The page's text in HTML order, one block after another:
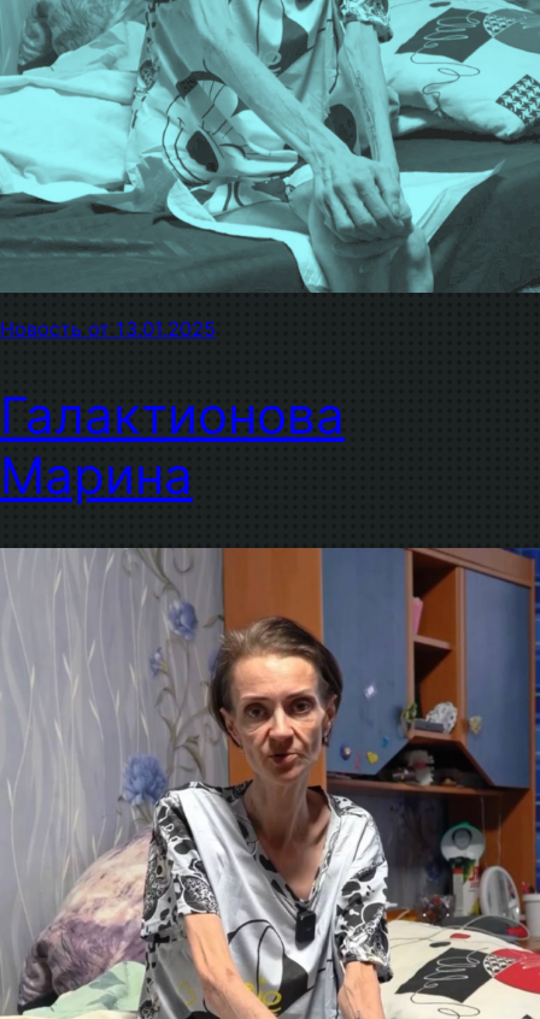
Новость от 13.01.2025
Галактионова
Марина